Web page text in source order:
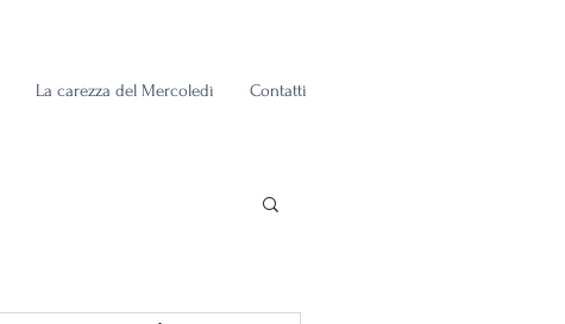
La carezza del Mercoledì Contatti